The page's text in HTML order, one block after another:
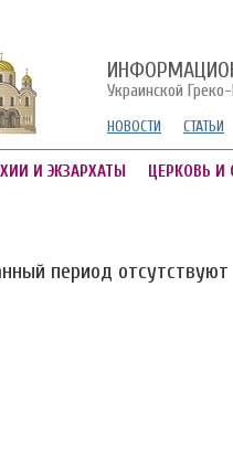
Украинской
НОВОСТИ СТАТЬИ
И ЭКЗАРХАТЫ ЦЕРКОВЬ И
период отсутствуют